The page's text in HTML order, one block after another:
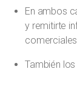
En ambos
y remitirte
También